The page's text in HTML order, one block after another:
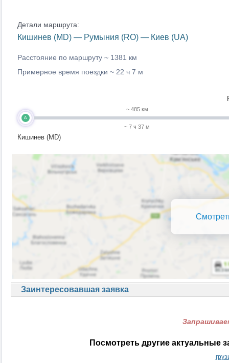
Детали маршрута:
Кишинев (MD) — Румыния (RO) — Киев (UA)
Расстояние по маршруту ~ 1381 км
Примерное время поездки ~ 22 ч 7 м
A
Кишинев (MD)
~ 485 км
~ 7 ч 37 м
Заинтересовавшая заявка
Посмотреть другие актуальные